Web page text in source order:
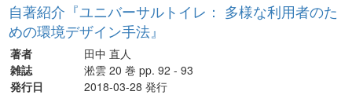
自著紹介『ユニバーサルトイレ： 多様な利用者のた
めの環境デザイン手法』
著者
田中 直人
雑誌
淞雲 20 巻 pp. 92 - 93
発行日
2018-03-28 発行